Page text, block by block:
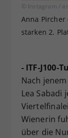
© Instagram /
Anna
starken 2.
- ITF-J100-
Nach
Lea Sabadi
Wienerin
über die